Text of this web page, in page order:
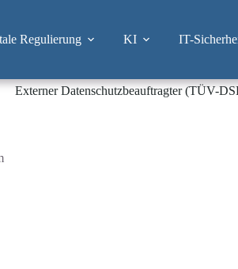
Regulierung KI IT-
Externer Datenschutzbeauftragter (TÜV-